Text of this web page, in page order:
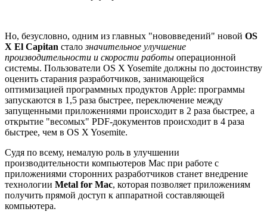
Но, безусловно, одним из главных "нововведений" новой OS
X El Capitan сталозначительное улучшение
производительности и скорости работы операционной
системы. Пользователи OS X Yosemite должны по достоинству
оценить старания разработчиков, занимающейся
оптимизацией программных продуктов Apple: программы
запускаются в 1,5 раза быстрее, переключение между
запущенными приложениями происходит в 2 раза быстрее, а
открытие "весомых" PDF-документов происходит в 4 раза
быстрее, чем в OS X Yosemite.
Судя по всему, немалую роль в улучшении
производительности компьютеров Mac при работе с
приложениями сторонних разработчиков станет внедрение
технологии Metal for Mac, которая позволяет приложениям
получить прямой доступ к аппаратной составляющей
компьютера.